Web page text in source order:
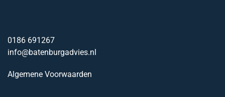
0186 691267
info@batenburgadvies.nl
Algemene Voorwaarden